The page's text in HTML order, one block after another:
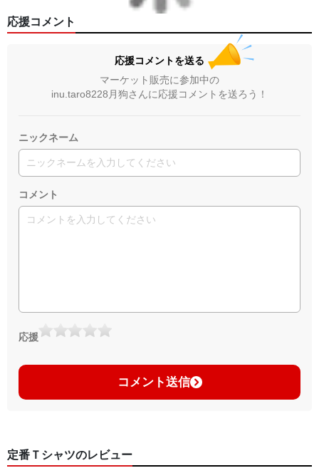
応援コメント
応援コメントを送る
マーケット販売に参加中の
inu.taro8228月狗さんに応援コメントを送ろう！
ニックネーム
コメント
応援
コメント送信
定番Ｔシャツのレビュー